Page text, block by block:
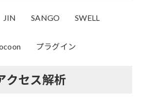
JIN SANGO SWELL
プラグイン
クセス解析